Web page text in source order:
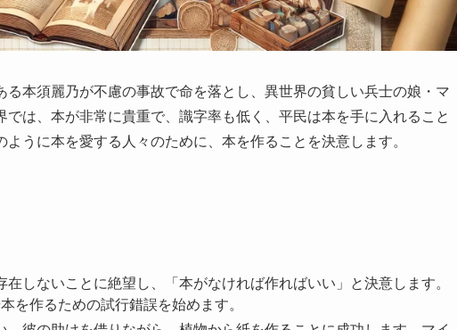
る本須麗乃が不慮の事故で命を落とし、異世界の貧しい兵士の娘・マ
は、本が非常に貴重で、識字率も低く、平民は本を手に入れること
うに本を愛する人々のために、本を作ることを決意します。
在しないことに絶望し、「本がなければ作ればいい」と決意します。
を作るための試行錯誤を始めます。